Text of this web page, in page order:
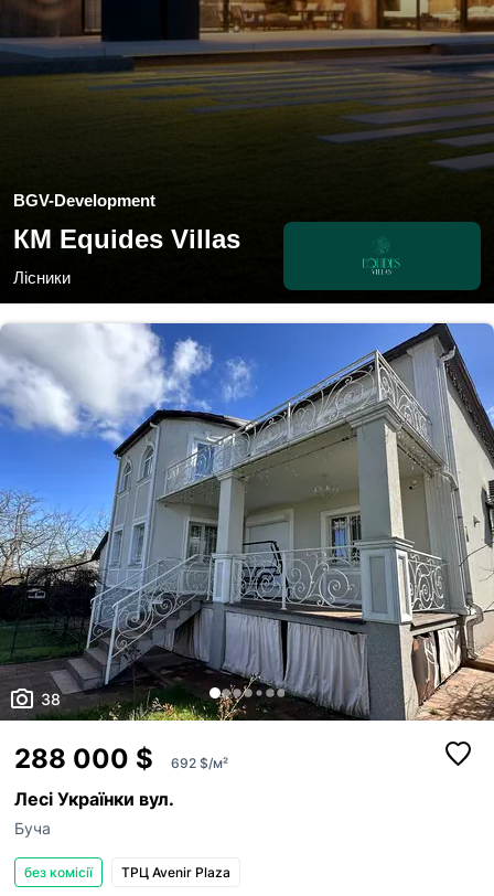
BGV-Development
КМ Equides Villas
Лісники
38
288 000 $ 692 $/м²
Лесі Українки вул.
Буча
без комісії ТРЦ Avenir Plaza